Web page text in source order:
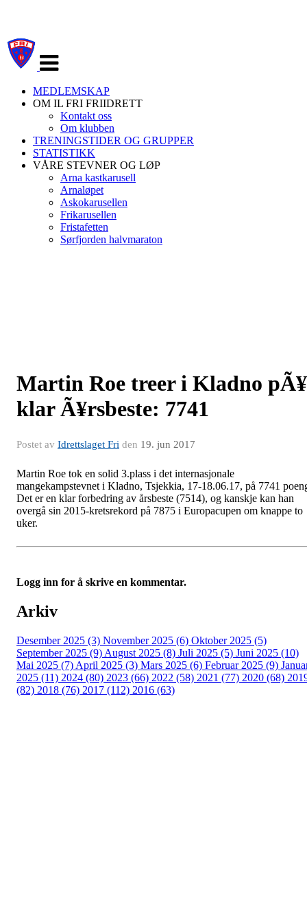
navigasjon
MEDLEMSKAP
OM IL FRI FRIIDRETT
Kontakt oss
Om klubben
TRENINGSTIDER OG GRUPPER
STATISTIKK
VÅRE STEVNER OG LØP
Arna kastkarusell
Arnaløpet
Askokarusellen
Frikarusellen
Fristafetten
Sørfjorden halvmaraton
Martin Roe treer i Kladno pÃ¥
klar Ã¥rsbeste: 7741
Postet av Idrettslaget Fri den 19. jun 2017
Martin Roe tok en solid 3.plass i det internasjonale
mangekampstevnet i Kladno, Tsjekkia, 17-18.06.17, på 7741
Det er en klar forbedring av årsbeste (7514), og kanskje kan han
overgå sin 2015-kretsrekord på 7875 i Europacupen om knappe to
uker.
Logg inn for å skrive en kommentar.
Arkiv
Desember 2025 (3) November 2025 (6) Oktober 2025 (5)
September 2025 (9) August 2025 (8) Juli 2025 (5) Juni 2025 (10)
Mai 2025 (7) April 2025 (3) Mars 2025 (6) Februar 2025 (9)
2025 (11) 2024 (80) 2023 (66) 2022 (58) 2021 (77) 2020 (68)
(82) 2018 (76) 2017 (112) 2016 (63)